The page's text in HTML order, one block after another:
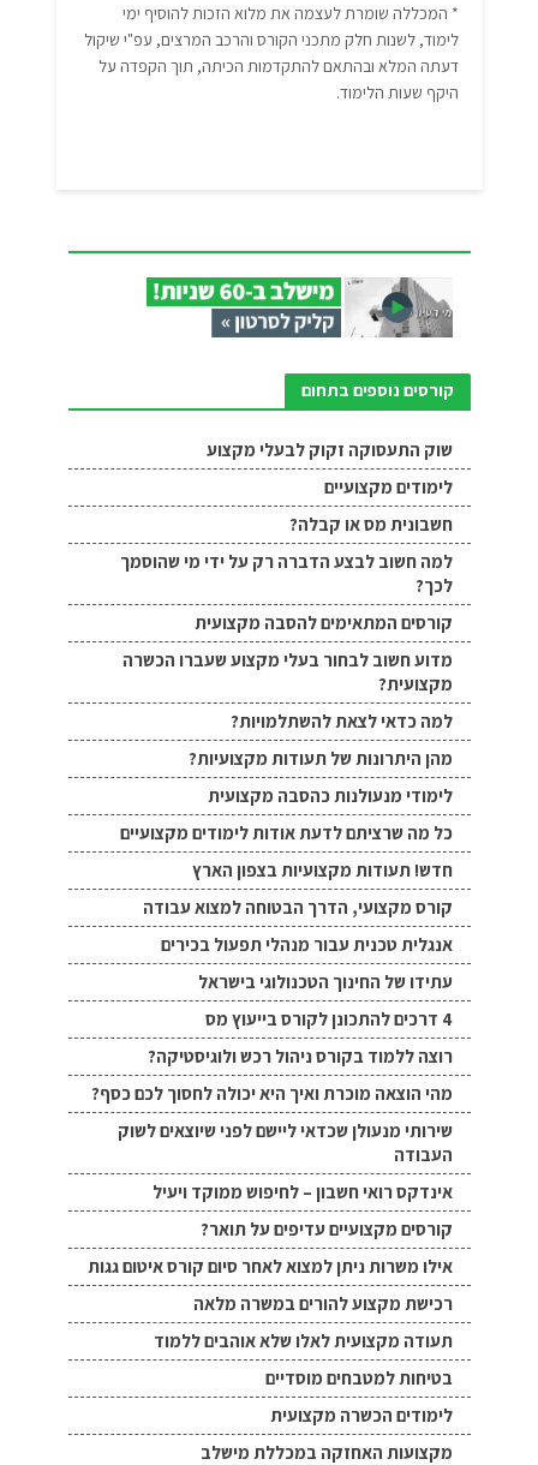
* המכללה שומרת לעצמה את מלוא הזכות להוסיף ימי
לימוד, לשנות חלק מתכני הקורס והרכב המרצים, עפ"י שיקול
דעתה המלא ובהתאם להתקדמות הכיתה, תוך הקפדה על
היקף שעות הלימוד.
קורסים נוספים בתחום
שוק התעסוקה זקוק לבעלי מקצוע
לימודים מקצועיים
חשבונית מס או קבלה?
למה חשוב לבצע הדברה רק על ידי מי שהוסמך
לכך?
קורסים המתאימים להסבה מקצועית
מדוע חשוב לבחור בעלי מקצוע שעברו הכשרה
מקצועית?
למה כדאי לצאת להשתלמויות?
מהן היתרונות של תעודות מקצועיות?
לימודי מנעולנות כהסבה מקצועית
כל מה שרציתם לדעת אודות לימודים מקצועיים
חדש! תעודות מקצועיות בצפון הארץ
קורס מקצועי, הדרך הבטוחה למצוא עבודה
אנגלית טכנית עבור מנהלי תפעול בכירים
עתידו של החינוך הטכנולוגי בישראל
4 דרכים להתכונן לקורס בייעוץ מס
רוצה ללמוד בקורס ניהול רכש ולוגיסטיקה?
מהי הוצאה מוכרת ואיך היא יכולה לחסוך לכם כסף?
שירותי מנעולן שכדאי ליישם לפני שיוצאים לשוק
העבודה
אינדקס רואי חשבון – לחיפוש ממוקד ויעיל
קורסים מקצועיים עדיפים על תואר?
אילו משרות ניתן למצוא לאחר סיום קורס איטום גגות
רכישת מקצוע להורים במשרה מלאה
תעודה מקצועית לאלו שלא אוהבים ללמוד
בטיחות למטבחים מוסדיים
לימודים הכשרה מקצועית
מקצועות האחזקה במכללת מישלב